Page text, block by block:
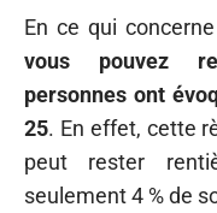
En ce qui
vous pouvez
personnes ont
25. En effet, cette
peut rester
seulement 4 % de